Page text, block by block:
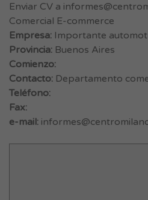
Enviar CV a
Comercial E-commerce
Empresa: Importante
Provincia: Buenos Aires
Comienzo:
Contacto: Departamento
Teléfono:
Fax:
e-mail: